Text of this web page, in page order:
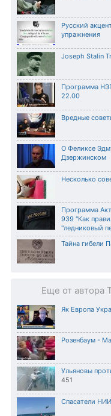
Русский
упражнения
Joseph Stalin
Программа
22.00
Вредные
О Феликсе
Дзержинском
Несколько
Программа
939 "Как
"ледниковый
Тайна гибели
Еще от автора
Як Европа
Розенбаум -
Ульяновы
451
Спасатели